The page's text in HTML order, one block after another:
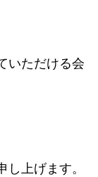
いただける会
上げます。